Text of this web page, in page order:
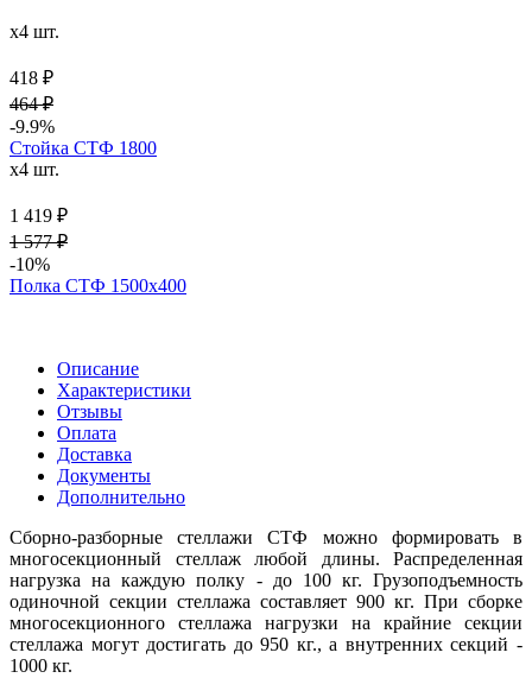
x4 шт.
418 ₽
464 ₽
-9.9%
Стойка СТФ 1800
x4 шт.
1 419 ₽
1 577 ₽
-10%
Полка СТФ 1500х400
Описание
Характеристики
Отзывы
Оплата
Доставка
Документы
Дополнительно
Сборно-разборные стеллажи СТФ можно формировать в
многосекционный стеллаж любой длины. Распределенная
нагрузка на каждую полку - до 100 кг. Грузоподъемность
одиночной секции стеллажа составляет 900 кг. При сборке
многосекционного стеллажа нагрузки на крайние секции
стеллажа могут достигать до 950 кг., а внутренних секций -
1000 кг.